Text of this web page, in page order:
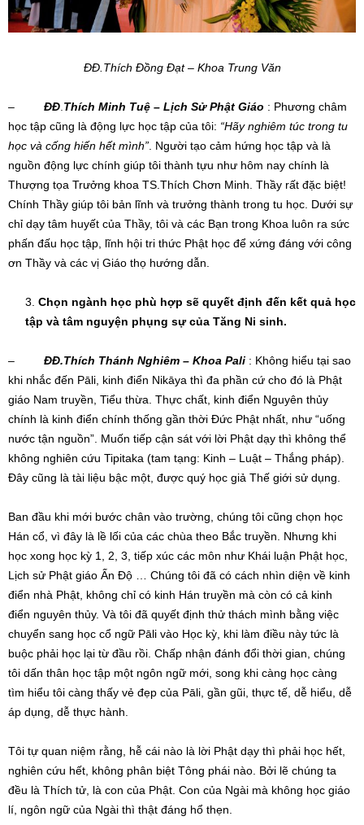
ĐĐ.Thích Đồng Đạt – Khoa Trung Văn
– ĐĐ Thích Minh Tuệ – Lịch Sử Phật Giáo : Phương châm
học tập cũng là động lực học tập của tôi: “Hãy nghiêm túc trong tu
học và cống hiến hết mình” . Người tạo cảm hứng học tập và là
nguồn động lực chính giúp tôi thành tựu như hôm nay chính là
Thượng tọa Trưởng khoa TS.Thích Chơn Minh. Thầy rất đặc biệt!
Chính Thầy giúp tôi bản lĩnh và trưởng thành trong tu học. Dưới sự
chỉ dạy tâm huyết của Thầy, tôi và các Bạn trong Khoa luôn ra sức
phấn đấu học tập, lĩnh hội tri thức Phật học để xứng đáng với công
ơn Thầy và các vị Giáo thọ hướng dẫn.
Chọn ngành học phù hợp sẽ quyết định đến kết quả học
tập và tâm nguyện phụng sự của Tăng Ni sinh.
– ĐĐ.Thích Thánh Nghiêm – Khoa Pali : Không hiểu tại sao
khi nhắc đến Pāli, kinh điển Nikāya thì đa phần cứ cho đó là Phật
giáo Nam truyền, Tiểu thừa. Thực chất, kinh điển Nguyên thủy
chính là kinh điển chính thống gần thời Đức Phật nhất, như “uống
nước tận nguồn”. Muốn tiếp cận sát với lời Phật dạy thì không thể
không nghiên cứu Tipitaka (tam tạng: Kinh – Luật – Thắng pháp).
Đây cũng là tài liệu bậc một, được quý học giả Thế giới sử dụng.
Ban đầu khi mới bước chân vào trường, chúng tôi cũng chọn học
Hán cổ, vì đây là lề lối của các chùa theo Bắc truyền. Nhưng khi
học xong học kỳ 1, 2, 3, tiếp xúc các môn như Khái luận Phật học,
Lịch sử Phật giáo Ấn Độ … Chúng tôi đã có cách nhìn diện về kinh
điển nhà Phật, không chỉ có kinh Hán truyền mà còn có cả kinh
điển nguyên thủy. Và tôi đã quyết định thử thách mình bằng việc
chuyển sang học cổ ngữ Pāli vào Học kỳ, khi làm điều này tức là
buộc phải học lại từ đầu rồi. Chấp nhận đánh đổi thời gian, chúng
tôi dấn thân học tập một ngôn ngữ mới, song khi càng học càng
tìm hiểu tôi càng thấy vẻ đẹp của Pāli, gần gũi, thực tế, dễ hiểu, dễ
áp dụng, dễ thực hành.
Tôi tự quan niệm rằng, hễ cái nào là lời Phật dạy thì phải học hết,
nghiên cứu hết, không phân biệt Tông phái nào. Bởi lẽ chúng ta
đều là Thích tử, là con của Phật. Con của Ngài mà không học giáo
lí, ngôn ngữ của Ngài thì thật đáng hổ thẹn.